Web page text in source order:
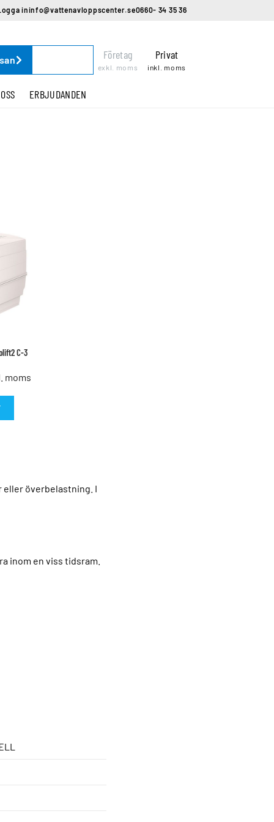
ininfo@vattenavloppscenter.se0660- 34 35 36
Företag
exkl. moms
Privat
inkl. moms
ERBJUDANDEN
C-3
moms
eller överbelastning. I
inom en viss tidsram.